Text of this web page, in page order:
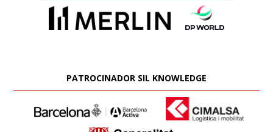
PATROCINADOR SIL KNOWLEDGE